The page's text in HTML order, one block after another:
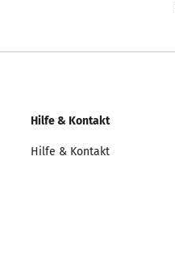
Hilfe & Kontakt
Hilfe & Kontakt